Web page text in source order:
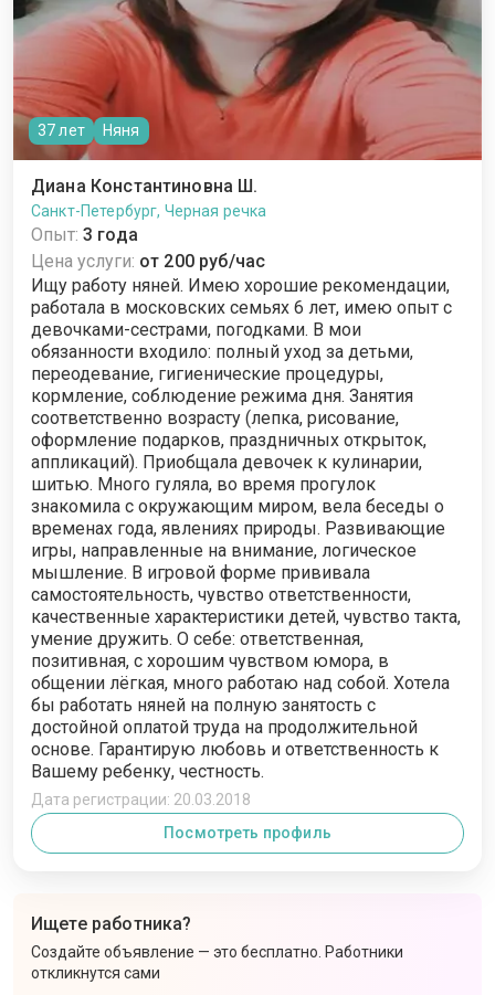
37 лет Няня
Диана Константиновна Ш.
Санкт-Петербург, Черная речка
Опыт: 3 года
Цена услуги: от 200 руб/час
Ищу работу няней. Имею хорошие рекомендации,
работала в московских семьях 6 лет, имею опыт с
девочками-сестрами, погодками. В мои
обязанности входило: полный уход за детьми,
переодевание, гигиенические процедуры,
кормление, соблюдение режима дня. Занятия
соответственно возрасту (лепка, рисование,
оформление подарков, праздничных открыток,
аппликаций). Приобщала девочек к кулинарии,
шитью. Много гуляла, во время прогулок
знакомила с окружающим миром, вела беседы о
временах года, явлениях природы. Развивающие
игры, направленные на внимание, логическое
мышление. В игровой форме прививала
самостоятельность, чувство ответственности,
качественные характеристики детей, чувство такта,
умение дружить. О себе: ответственная,
позитивная, с хорошим чувством юмора, в
общении лёгкая, много работаю над собой. Хотела
бы работать няней на полную занятость с
достойной оплатой труда на продолжительной
основе. Гарантирую любовь и ответственность к
Вашему ребенку, честность.
Дата регистрации: 20.03.2018
Посмотреть профиль
Ищете работника?
Создайте объявление — это бесплатно. Работники
откликнутся сами